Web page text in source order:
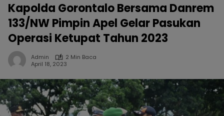
Kapolda Gorontalo Bersama Danrem
133/NW Pimpin Apel Gelar Pasukan
Operasi Ketupat Tahun 2023
Admin
2 Min Baca
April 18, 2023